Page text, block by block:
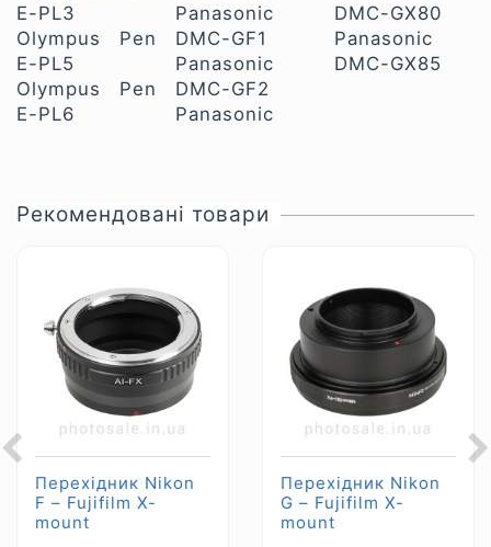
E-PL3
Olympus Pen
E-PL5
Olympus Pen
E-PL6
Panasonic
DMC-GF1
Panasonic
DMC-GF2
Panasonic
DMC-GX80
Panasonic
DMC-GX85
Рекомендовані товари
Перехідник Nikon
F – Fujifilm X-
mount
Перехідник Nikon
G – Fujifilm X-
mount